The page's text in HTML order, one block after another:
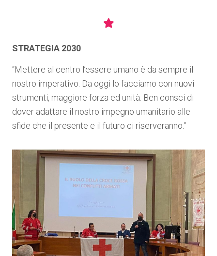
STRATEGIA 2030
“Mettere al centro l’essere umano è da sempre il
nostro imperativo. Da oggi lo facciamo con nuovi
strumenti, maggiore forza ed unità. Ben consci di
dover adattare il nostro impegno umanitario alle
sfide che il presente e il futuro ci riserveranno.”